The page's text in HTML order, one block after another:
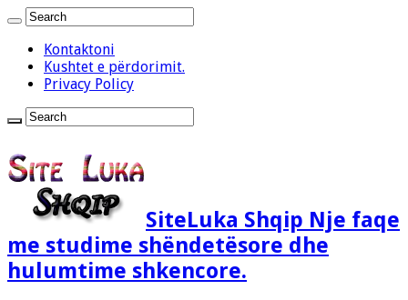
Kontaktoni
Kushtet e përdorimit.
Privacy Policy
SiteLuka Shqip Nje faqe
me studime shëndetësore dhe
hulumtime shkencore.